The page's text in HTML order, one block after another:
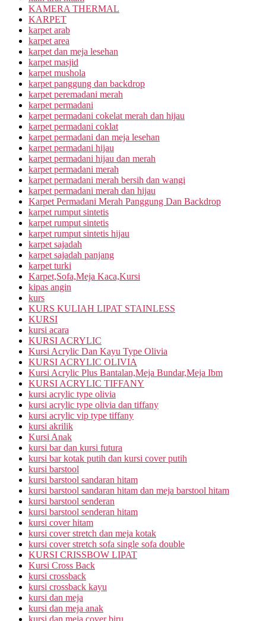
KAMERA THERMAL
KARPET
karpet arab
karpet area
karpet dan meja lesehan
karpet masjid
karpet mushola
karpet panggung dan backdrop
karpet peremadani merah
karpet permadani
karpet permadani cokelat merah dan hijau
karpet permadani coklat
karpet permadani dan meja lesehan
karpet permadani hijau
karpet permadani hijau dan merah
karpet permadani merah
karpet permadani merah bersih dan wangi
karpet permadani merah dan hijau
Karpet Permadani Merah Panggung Dan Backdrop
karpet rumput sintetis
karpet rumput sintetis
karpet rumput sintetis hijau
karpet sajadah
karpet sajadah panjang
karpet turki
Karpet,Sofa,Meja Kaca,Kursi
kipas angin
kurs
KURS KULIAH LIPAT STAINLESS
KURSI
kursi acara
KURSI ACRYLIC
Kursi Acrylic Dan Kayu Type Olivia
KURSI ACRYLIC OLIVIA
Kursi Acrylic Plus Bantalan,Meja Bundar,Meja Ibm
KURSI ACRYLIC TIFFANY
kursi acrylic type olivia
kursi acrylic type olivia dan tiffany
kursi acrylic vip type tiffany
kursi akrilik
Kursi Anak
kursi bar dan kursi futura
kursi bar kotak putih dan kursi cover putih
kursi barstool
kursi barstool sandaran hitam
kursi barstool sandaran hitam dan meja barstool hitam
kursi barstool senderan
kursi barstool senderan hitam
kursi cover hitam
kursi cover stretch dan meja kotak
kursi cover stretch sofa single sofa double
KURSI CRISSBOW LIPAT
Kursi Cross Back
kursi crossback
kursi crossback kayu
kursi dan meja
kursi dan meja anak
kursi dan meja cover biru